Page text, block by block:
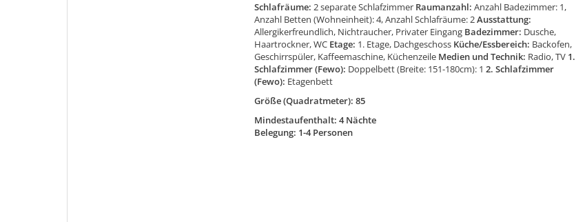
Schlafräume:2 separate Schlafzimmer Raumanzahl:Anzahl Badezimmer: 1,
Anzahl Betten (Wohneinheit): 4, Anzahl Schlafräume: 2Ausstattung:
Allergikerfreundlich, Nichtraucher, Privater Eingang Badezimmer: Dusche,
Haartrockner, WC Etage: 1. Etage, Dachgeschoss Küche/Essbereich: Backofen,
Geschirrspüler, Kaffeemaschine, Küchenzeile Medien und Technik: Radio, TV 1.
Schlafzimmer (Fewo): Doppelbett (Breite: 151-180cm): 1 2. Schlafzimmer
(Fewo): Etagenbett
Größe (Quadratmeter): 85
Mindestaufenthalt: 4 Nächte
Belegung: 1-4 Personen